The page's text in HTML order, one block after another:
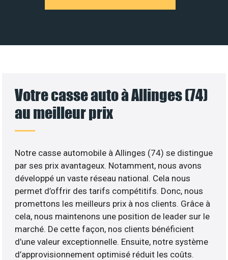
Votre casse auto à Allinges (74)
au meilleur prix
Notre casse automobile à Allinges (74) se distingue
par ses prix avantageux. Notamment, nous avons
développé un vaste réseau national. Cela nous
permet d’offrir des tarifs compétitifs. Donc, nous
promettons les meilleurs prix à nos clients. Grâce à
cela, nous maintenons une position de leader sur le
marché. De cette façon, nos clients bénéficient
d’une valeur exceptionnelle. Ensuite, notre système
d’approvisionnement optimisé réduit les coûts.